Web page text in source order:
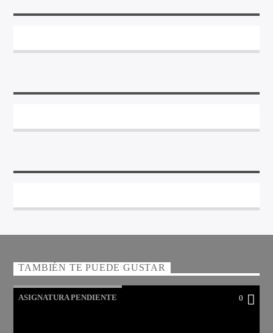
TAMBIÉN TE PUEDE GUSTAR
ASIGNATURA PENDIENTE 0